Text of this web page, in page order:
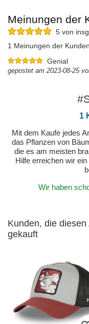
Meinungen der
5 von
1 Meinungen der Kunden
Genial
gepostet am 2023-08-25
1
Mit dem Kaufe jedes
das Pflanzen von
die es am meisten
Hilfe erreichen wir
Wir haben
Kunden, die
gekauft